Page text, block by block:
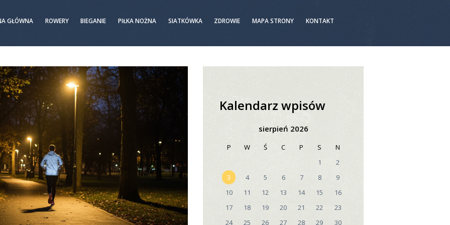
GŁÓWNA ROWERY BIEGANIE PIŁKA NOŻNA SIATKÓWKA ZDROWIE MAPA STRONY KONTAKT
Kalendarz wpisów
sierpień 2026
P W Ś C P S
N
1
2
3
4 5 6 7 8
9
10
11 12 13 14 15
16
17
18 19 20 21 22
23
24
25 26 27 28 29 30